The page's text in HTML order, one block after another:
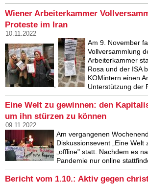
Wiener Arbeiterkammer
Proteste im Iran
10.11.2022
,
Am 9. November
Vollversammlung
Arbeiterkammer
Rosa und der ISA
KOMintern einen
Unterstützung der
Eine Welt zu gewinnen: den
um ihn stürzen zu können
09.11.2022
Am vergangenen
Diskussionsevent „Eine Welt
„offline" statt. Nachdem es
Pandemie nur online
Bericht vom 1.10.: Aktiv gegen